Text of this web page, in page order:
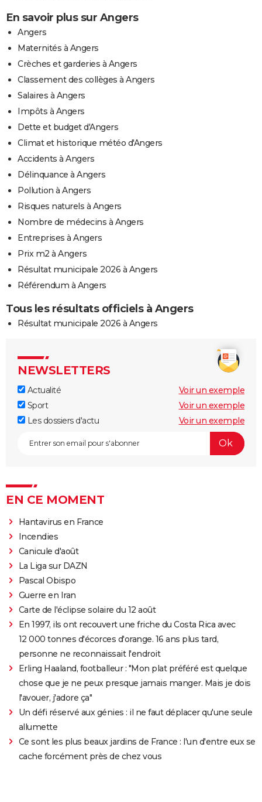
En savoir plus sur Angers
Angers
Maternités à Angers
Crèches et garderies à Angers
Classement des collèges à Angers
Salaires à Angers
Impôts à Angers
Dette et budget d'Angers
Climat et historique météo d'Angers
Accidents à Angers
Délinquance à Angers
Pollution à Angers
Risques naturels à Angers
Nombre de médecins à Angers
Entreprises à Angers
Prix m2 à Angers
Résultat municipale 2026 à Angers
Référendum à Angers
Tous les résultats officiels à Angers
Résultat municipale 2026 à Angers
NEWSLETTERS
Actualité
Voir un exemple
Sport
Voir un exemple
Les dossiers d'actu
Voir un exemple
EN CE MOMENT
Hantavirus en France
Incendies
Canicule d'août
La Liga sur DAZN
Pascal Obispo
Guerre en Iran
Carte de l'éclipse solaire du 12 août
En 1997, ils ont recouvert une friche du Costa Rica avec
12 000 tonnes d'écorces d'orange. 16 ans plus tard,
personne ne reconnaissait l'endroit
Erling Haaland, footballeur : "Mon plat préféré est quelque
chose que je ne peux presque jamais manger. Mais je dois
l'avouer, j'adore ça"
Un défi réservé aux génies : il ne faut déplacer qu'une seule
allumette
Ce sont les plus beaux jardins de France : l'un d'entre eux se
cache forcément près de chez vous